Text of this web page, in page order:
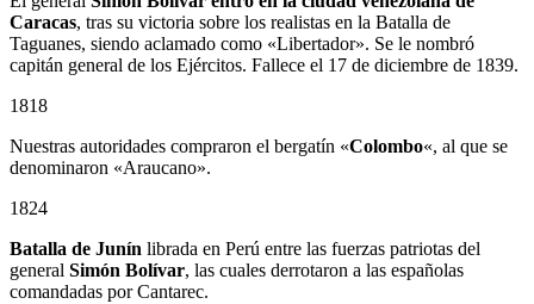
Caracas, tras su victoria sobre los realistas en la Batalla de
Taguanes, siendo aclamado como «Libertador». Se le nombró
capitán general de los Ejércitos. Fallece el 17 de diciembre de 1839.
1818
Nuestras autoridades compraron el bergatín «Colombo«, al que se
denominaron «Araucano».
1824
Batalla de Junín librada en Perú entre las fuerzas patriotas del
general Simón Bolívar, las cuales derrotaron a las españolas
comandadas por Cantarec.